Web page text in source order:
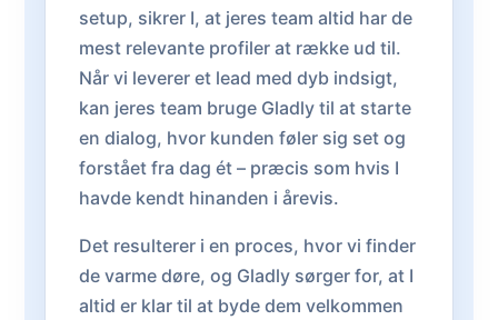
setup, sikrer I, at jeres team altid har de
mest relevante profiler at række ud til.
Når vi leverer et lead med dyb indsigt,
kan jeres team bruge Gladly til at starte
en dialog, hvor kunden føler sig set og
forstået fra dag ét – præcis som hvis I
havde kendt hinanden i årevis.
Det resulterer i en proces, hvor vi finder
de varme døre, og Gladly sørger for, at I
altid er klar til at byde dem velkommen